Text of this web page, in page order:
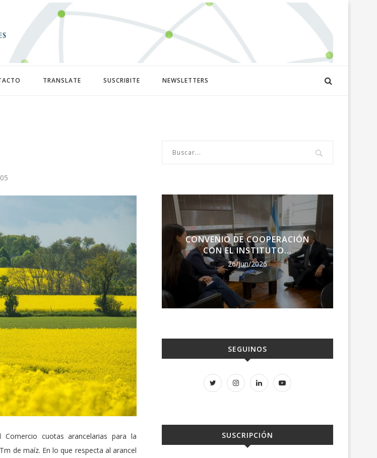
TRANSLATE SUSCRIBITE NEWSLETTERS
cuotas arancelarias para la
de maíz. En lo que respecta al arancel
ARGENTINA INICIÓ LA
APLICACIÓN PROVISORIA DEL...
29/Jul/2026
CONVENIO DE COOPERACIÓN
CON EL INSTITUTO...
26/Jun/2026
SEGUINOS
SUSCRIPCIÓN